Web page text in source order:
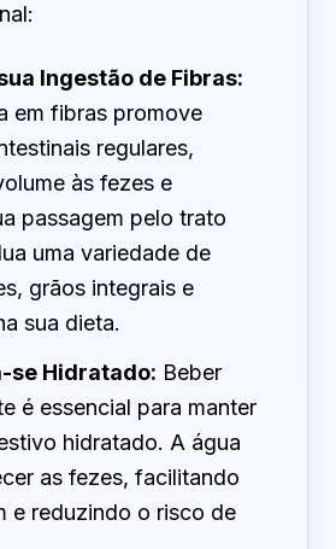
Ingestão de Fibras:
em fibras promove
regulares,
às fezes e
passagem pelo trato
uma variedade de
grãos integrais e
sua dieta.
se Hidratado: Beber
é essencial para manter
hidratado. A água
as fezes, facilitando
e reduzindo o risco de